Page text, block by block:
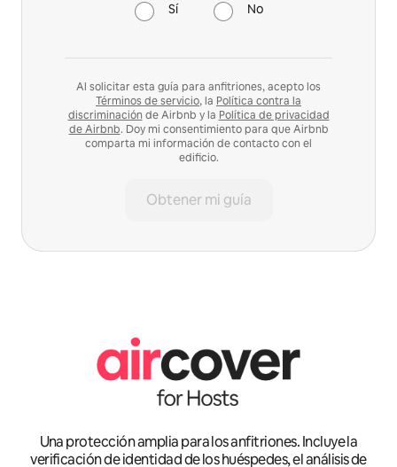
Sí No
Al solicitar esta guía para anfitriones, acepto los
Términos de servicio, la Política contra la
discriminación de Airbnb y la Política de privacidad
de Airbnb. Doy mi consentimiento para que Airbnb
comparta mi información de contacto con el
edificio.
Obtener mi guía
Una protección amplia para los anfitriones. Incluye la
verificación de identidad de los huéspedes, el análisis de